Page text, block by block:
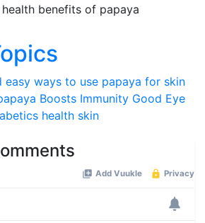
health benefits of papaya
easy ways to use papaya for skin
Boosts Immunity Good Eye
health skin